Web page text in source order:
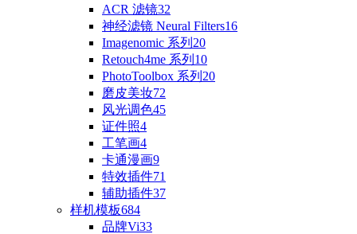
ACR 滤镜32
神经滤镜 Neural Filters16
Imagenomic 系列 20
Retouch4me 系列 10
PhotoToolbox 系列 20
磨皮美妆72
风光调色45
证件照4
工笔画4
卡通漫画9
特效插件71
辅助插件37
样机模板684
品牌Vi33